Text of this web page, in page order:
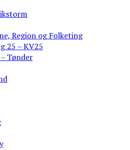
Region og Folketing
25 – KV25
Tønder